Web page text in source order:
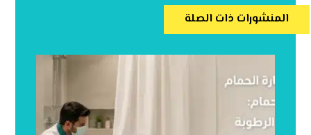
المنشورات ذات الصلة